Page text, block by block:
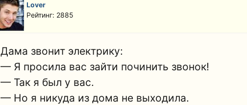
Lover
Рейтинг: 2885
Дама звонит электрику:
— Я просила вас зайти починить звонок!
— Так я был у вас.
— Но я никуда из дома не выходила.